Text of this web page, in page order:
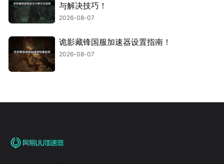
与解决技巧！
2026-08-07
诡影藏锋国服加速器设置指南！
2026-08-07